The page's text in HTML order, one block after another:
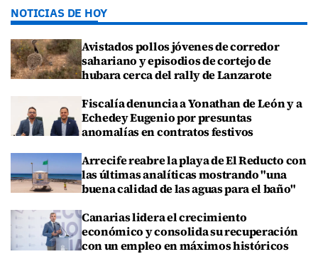
NOTICIAS DE HOY
Avistados pollos jóvenes de corredor
sahariano y episodios de cortejo de
hubara cerca del rally de Lanzarote
Fiscalía denuncia a Yonathan de León y a
Echedey Eugenio por presuntas
anomalías en contratos festivos
Arrecife reabre la playa de El Reducto con
las últimas analíticas mostrando "una
buena calidad de las aguas para el baño"
Canarias lidera el crecimiento
económico y consolida su recuperación
con un empleo en máximos históricos